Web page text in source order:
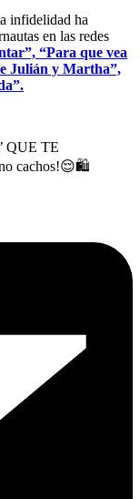
infidelidad ha
en las redes
“Para que vea
Julián y Martha”,
QUE TE
cachos!😌🛍️